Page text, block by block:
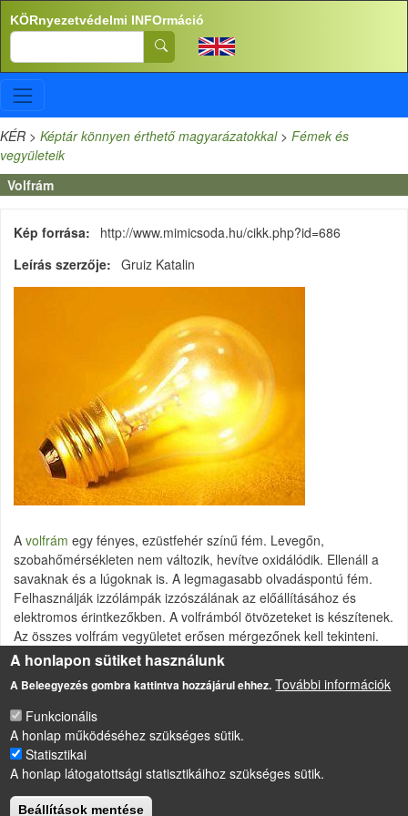
Ugrás a tartalomra
KÖRnyezetvédelmi INFOrmáció
Search
KÉR > Képtár könnyen érthető magyarázatokkal> Fémek és
vegyületeik
Volfrám
Kép forrása
http://www.mimicsoda.hu/cikk.php?id=686
Leírás szerzője
Gruiz Katalin
A volfrám egy fényes, ezüstfehér színű fém. Levegőn,
szobahőmérsékleten nem változik, hevítve oxidálódik. Ellenáll a
savaknak és a lúgoknak is. A legmagasabb olvadáspontú fém.
Felhasználják izzólámpák izzószálának az előállításához és
elektromos érintkezőkben. A volfrámból ötvözeteket is készítenek.
Az összes volfrám vegyületet erősen mérgezőnek kell tekinteni.
Szerző által felhasznált források
LÁBLÉC
Impresszum
Sütikezelési szabályzat
A honlapon sütiket használunk
A Beleegyezés gombra kattintva hozzájárul ehhez. További információk
Funkcionális
A honlap működéséhez szükséges sütik.
Statisztikai
A honlap látogatottsági statisztikáihoz szükséges sütik.
Beállítások mentése